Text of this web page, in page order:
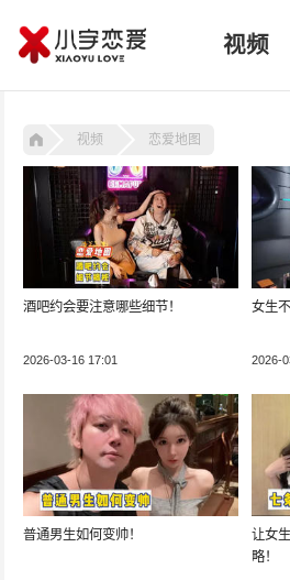
视频
视频 恋爱地图
酒吧约会要注意哪些细节！
2026-03-16 17:01
女生
2026-
普通男生如何变帅！
让女
略！